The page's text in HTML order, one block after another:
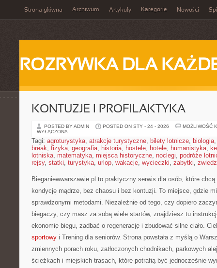
Strona główna Archiwum Artykuły Kategorie Nowości
ROZRYWKA DLA
KONTUZJE I PROFILAKTYKA
POSTED BY ADMIN POSTED ON STY - 24 - 2026
MOŻLIWOŚĆ
WYŁĄCZONA
Tagi: agroturystyka, atrakcje turystyczne, bilety lotnicze, biologia
break, fizyka, geografia, historia, hostele, hotele, humanistyka,
lotniska, matematyka, miejsca historyczne, noclegi, podróże
rejsy, statki, turystyka, urlop, wakacje, wycieczki, zabytki,
Bieganiewwarszawie.pl to praktyczny serwis dla osób, które
kondycję mądrze, bez chaosu i bez kontuzji. To miejsce, gdzie
sprawdzonymi metodami. Niezależnie od tego, czy dopiero
biegaczy, czy masz za sobą wiele startów, znajdziesz tu
ekonomię biegu, zadbać o regenerację i zbudować silne ciało.
sportowy i Trening dla seniorów. Strona powstała z myślą o
zmiennych porach roku, zatłoczonych chodnikach, parkowych
ścieżkach i miejskich trasach, które potrafią być jednocześnie